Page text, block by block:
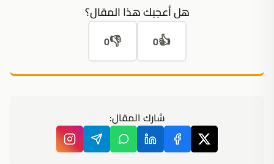
هل أعجبك هذا المقال؟
👍
0
👎
0
شارك المقال: